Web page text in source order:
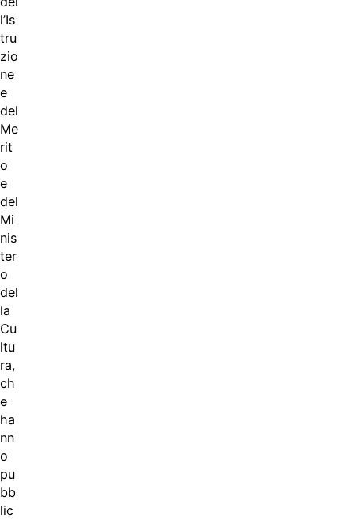
l’Is
tru
zio
ne
e
del
Me
rit
o
e
del
Mi
nis
ter
o
del
la
Cu
ltu
ra,
ch
e
ha
nn
o
pu
bb
lic